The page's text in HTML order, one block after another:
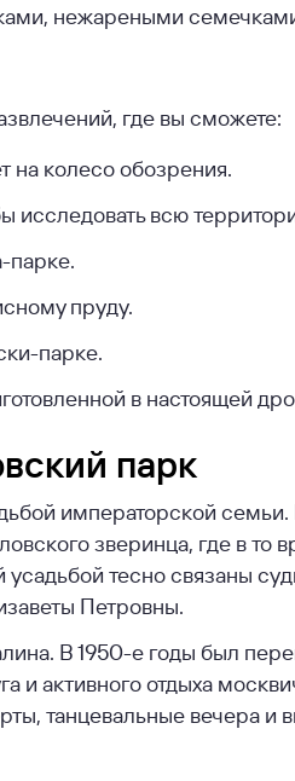
нежареными
где вы сможете:
на колесо обозрения.
исследовать всю
парке.
пруду.
парке.
в настоящей
парк
императорской
зверинца, где в то
тесно связаны
Петровны.
В 1950-е годы был
активного отдыха
танцевальные вечера и